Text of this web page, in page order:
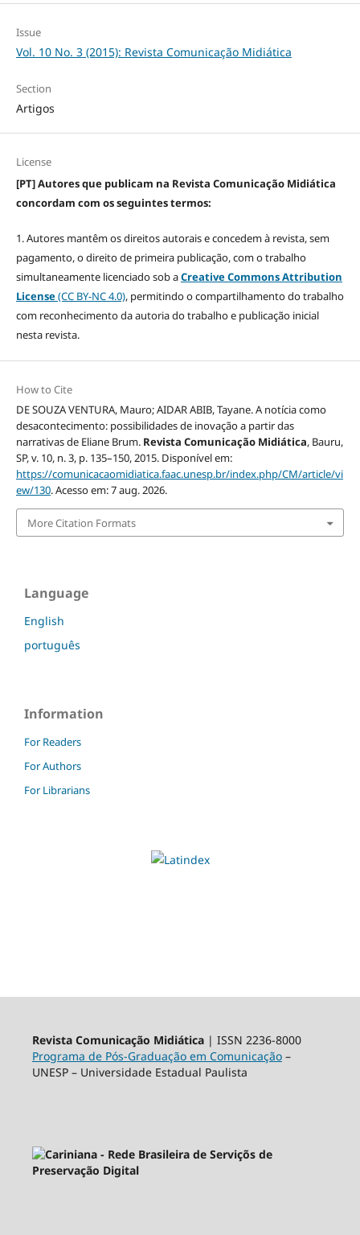
Issue
Vol. 10 No. 3 (2015): Revista Comunicação Midiática
Section
Artigos
License
[PT] Autores que publicam na Revista Comunicação Midiática
concordam com os seguintes termos:
1. Autores mantêm os direitos autorais e concedem à revista, sem
pagamento, o direito de primeira publicação, com o trabalho
simultaneamente licenciado sob aCreative Commons Attribution
License(CC BY-NC 4.0), permitindo o compartilhamento do trabalho
com reconhecimento da autoria do trabalho e publicação inicial
nesta revista.
How to Cite
DE SOUZA VENTURA, Mauro; AIDAR ABIB, Tayane. A notícia como
desacontecimento: possibilidades de inovação a partir das
narrativas de Eliane Brum. Revista Comunicação Midiática, Bauru,
SP, v. 10, n. 3, p. 135–150, 2015. Disponível em:
https://comunicacaomidiatica.faac.unesp.br/index.php/CM/article/vi
ew/130. Acesso em: 7 aug. 2026.
More Citation Formats
Language
English
português
Information
For Readers
For Authors
For Librarians
Revista Comunicação Midiática| ISSN 2236-8000
Programa de Pós-Graduação em Comunicação–
UNESP – Universidade Estadual Paulista